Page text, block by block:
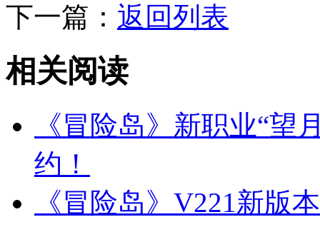
下一篇： 返回列表
相关阅读
《冒险岛》新职业“
约！
《冒险岛》V221新版